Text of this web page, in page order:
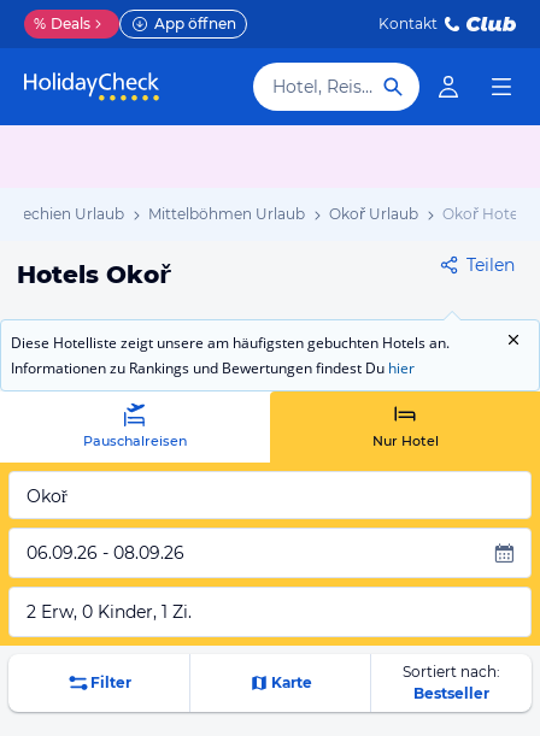
% Deals App öffnen Kontakt
Hotel, Reiseziel
Urlaub Mittelböhmen Urlaub Okoř Urlaub Okoř Hotels
Hotels Okoř Teilen
Diese Hotelliste zeigt unsere am häufigsten gebuchten Hotels an.
Informationen zu Rankings und Bewertungen findest Du hier
Pauschalreisen Nur Hotel
Okoř
06.09.26 - 08.09.26
2 Erw, 0 Kinder, 1 Zi.
Filter Karte
Sortiert nach:
Bestseller